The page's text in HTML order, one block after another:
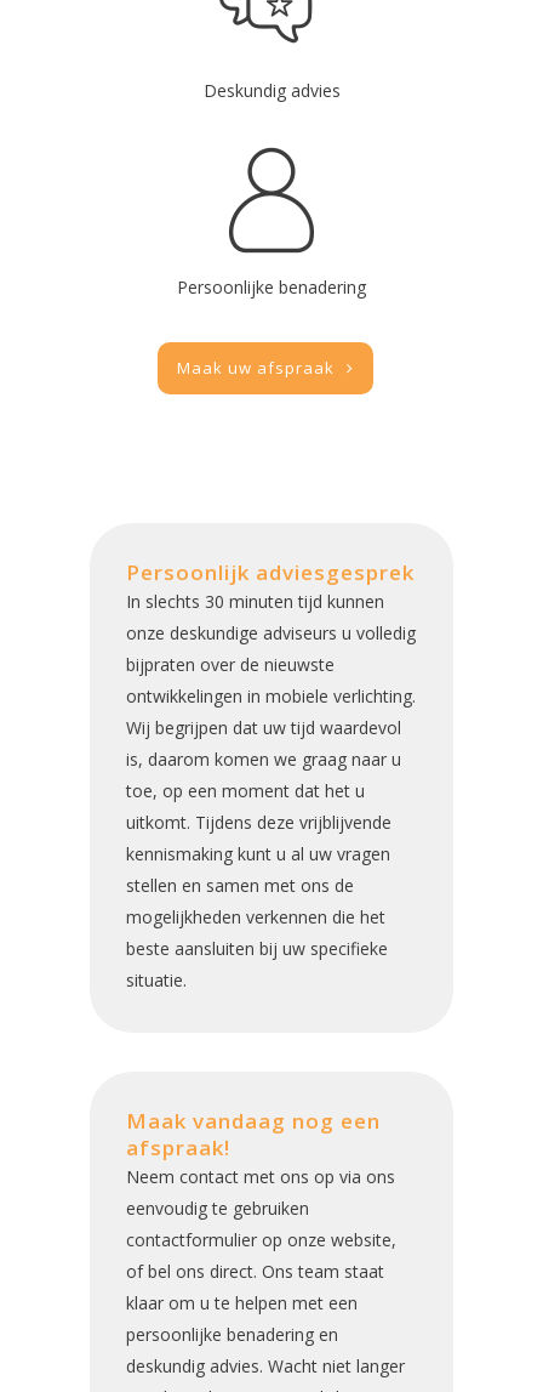
Deskundig advies
Persoonlijke benadering
Maak uw afspraak
Persoonlijk adviesgesprek
In slechts 30 minuten tijd kunnen
onze deskundige adviseurs u volledig
bijpraten over de nieuwste
ontwikkelingen in mobiele verlichting.
Wij begrijpen dat uw tijd waardevol
is, daarom komen we graag naar u
toe, op een moment dat het u
uitkomt. Tijdens deze vrijblijvende
kennismaking kunt u al uw vragen
stellen en samen met ons de
mogelijkheden verkennen die het
beste aansluiten bij uw specifieke
situatie.
Maak vandaag nog een
afspraak!
Neem contact met ons op via ons
eenvoudig te gebruiken
contactformulier op onze website,
of bel ons direct. Ons team staat
klaar om u te helpen met een
persoonlijke benadering en
deskundig advies. Wacht niet langer